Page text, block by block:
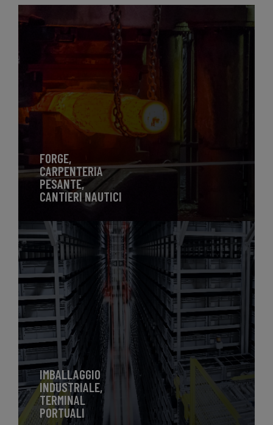
FORGE,
CARPENTERIA
PESANTE,
CANTIERI NAUTICI
IMBALLAGGIO
INDUSTRIALE,
TERMINAL
PORTUALI